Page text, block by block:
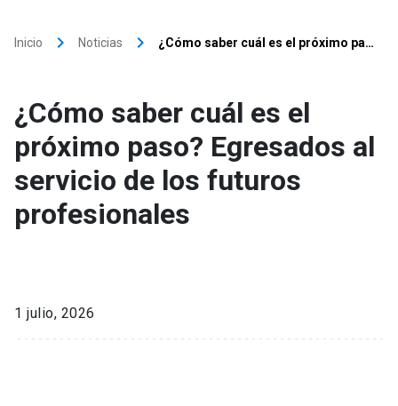
Inicio keyboard_arrow_right Noticias keyboard_arrow_right ¿Cómo saber cuál es el próximo paso? Egresados al servicio de los futuros profesionales
¿Cómo saber cuál es el
próximo paso? Egresados al
servicio de los futuros
profesionales
1 julio, 2026